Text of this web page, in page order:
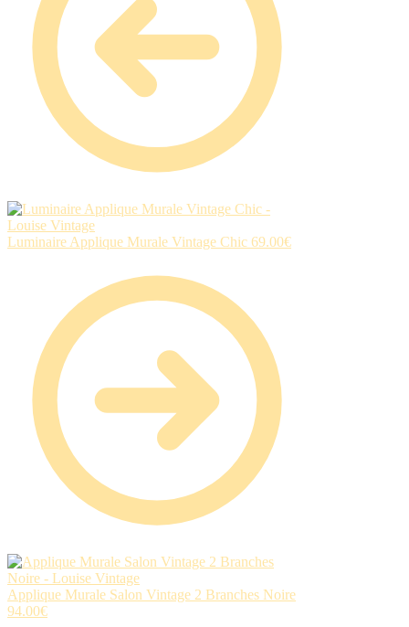
Luminaire Applique Murale Vintage Chic 69.00€
Applique Murale Salon Vintage 2 Branches Noire
94.00€